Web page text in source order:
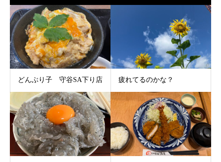
どんぶり子 守谷SA下り店 疲れてるのかな？